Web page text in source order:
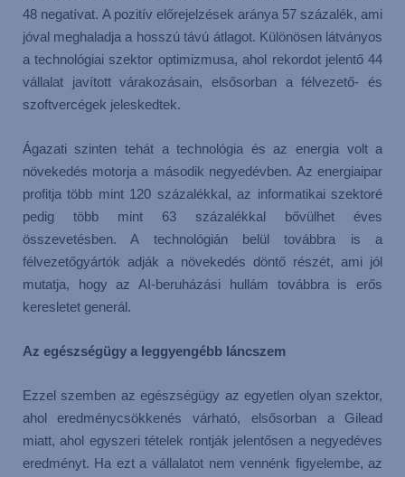
48 negatívat. A pozitív előrejelzések aránya 57 százalék, ami
jóval meghaladja a hosszú távú átlagot. Különösen látványos
a technológiai szektor optimizmusa, ahol rekordot jelentő 44
vállalat javított várakozásain, elsősorban a félvezető- és
szoftvercégek jeleskedtek.
Ágazati szinten tehát a technológia és az energia volt a
növekedés motorja a második negyedévben. Az energiaipar
profitja több mint 120 százalékkal, az informatikai szektoré
pedig több mint 63 százalékkal bővülhet éves
összevetésben. A technológián belül továbbra is a
félvezetőgyártók adják a növekedés döntő részét, ami jól
mutatja, hogy az AI-beruházási hullám továbbra is erős
keresletet generál.
Az egészségügy a leggyengébb láncszem
Ezzel szemben az egészségügy az egyetlen olyan szektor,
ahol eredménycsökkenés várható, elsősorban a Gilead
miatt, ahol egyszeri tételek rontják jelentősen a negyedéves
eredményt. Ha ezt a vállalatot nem vennénk figyelembe, az